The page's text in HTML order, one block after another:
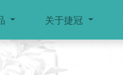
关于捷冠